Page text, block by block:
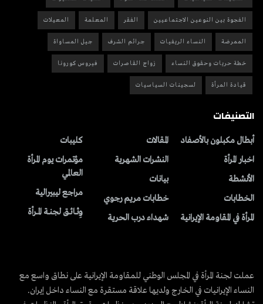
الفجوة بين النوعين الاجتماعيين الفقر المعلمة المعيلات
الممرضة النساء الريفيات جرائم الشرف جيل المساواة
خطة حريات وحقوق النساء زواج القاصرات فيروس كورونا
قيادة المرأة لسجينات السياسيات
التصنيفات
أبطال مكبلون بالأصفاد
اخبار المرأة
الأنشطة
الخطابات
المرأة في المقاومة الإيرانية
المقالات
النشرات الشهریة
بیانات
خطابات مريم رجوي
شهداء درب الحرية
کلیبات
مؤتمرات يوم المرأة
العالمي
مراجع ليبيرالية
وِثــائــق لجنــة المــرأة
عملت لجنة المرأة في المجلس الوطني للمقاومة الإيرانية على نطاق واسع مع
النساء الإيرانيات في الخارج ولديها علاقة مستقرة مع النساء داخل إيران.